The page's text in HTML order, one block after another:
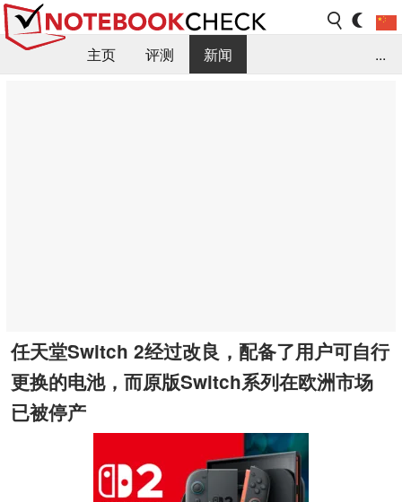
主页 评测
新闻
...
任天堂Switch 2经过改良，配备了用户可自行
更换的电池，而原版Switch系列在欧洲市场
已被停产